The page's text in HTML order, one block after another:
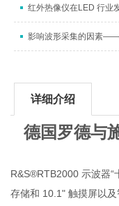
红外热像仪在LED 行业
影响波形采集的因素——
详细介绍
德国罗德与
R&S®RTB2000 示波器
存储和 10.1" 触摸屏以